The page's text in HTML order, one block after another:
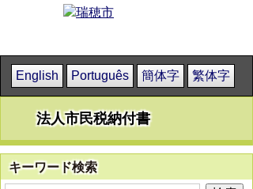
English Português 簡体字 繁体字
法人市民税納付書
キーワード検索